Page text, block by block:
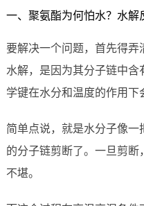
一、聚氨酯为何怕水？水解
要解决一个问题，首先得
水解，是因为其分子链中
学键在水分和温度的作用下
简单点说，就是水分子像
的分子链剪断了。一旦剪
不堪。